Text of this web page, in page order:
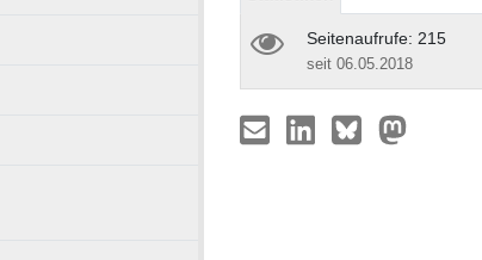
Seitenaufrufe: 215
seit 06.05.2018